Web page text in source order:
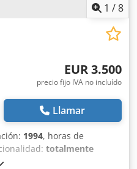
1 /8
EUR 3.500
precio fijo IVA no incluído
Llamar
1994, horas de
totalmente
Compresor de obra /